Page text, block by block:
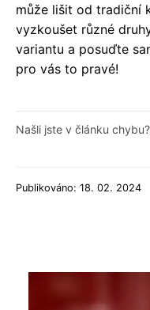
může lišit od tradiční
vyzkoušet různé
variantu a posuďte
pro vás to pravé!
Našli jste v článku chybu?
Publikováno: 18. 02. 2024